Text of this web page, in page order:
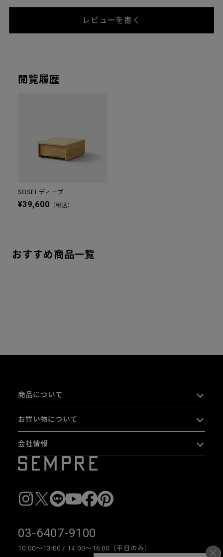
レビューを書く
閲覧履歴
SOSEI ディープ...
¥39,600 （税込）
おすすめ商品一覧
商品について
お買い物について
会社情報
03-6407-9100
10:00〜13:00 / 14:00〜16:00（平日のみ）